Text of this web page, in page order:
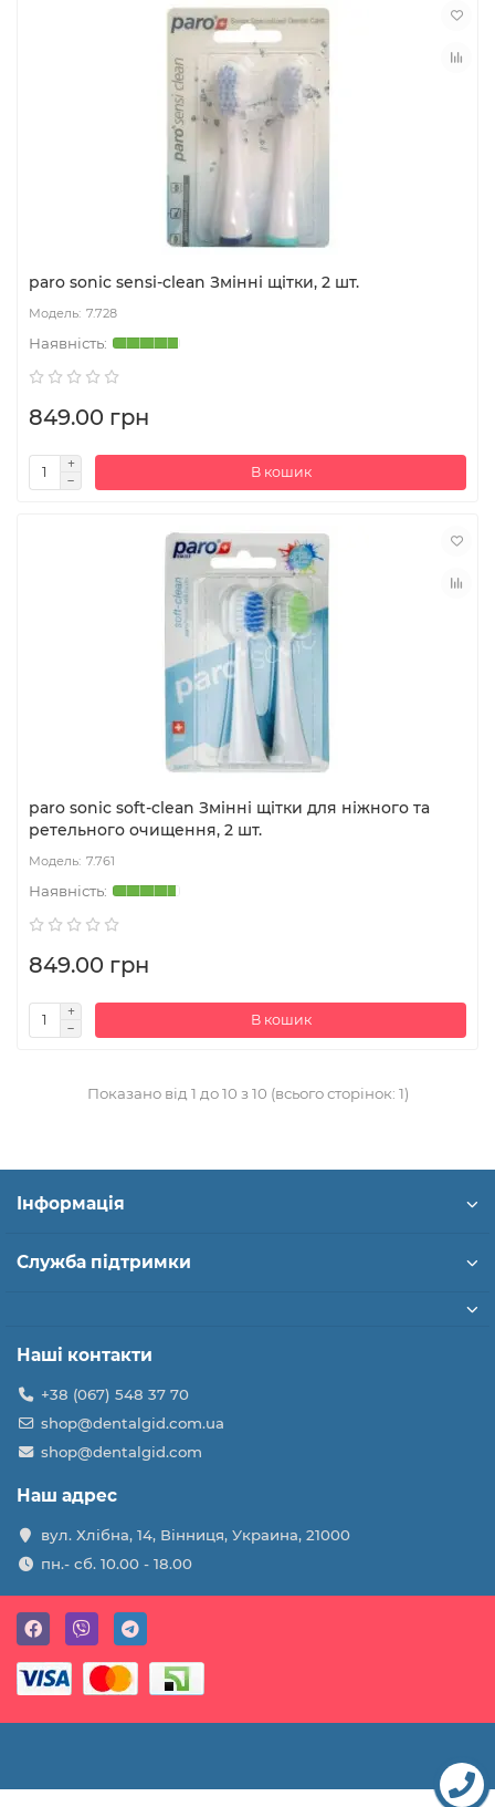
paro sonic sensi-clean Змінні щітки, 2 шт.
7.728
849.00 грн
В кошик
paro sonic soft-clean Змінні щітки для ніжного та
ретельного очищення, 2 шт.
7.761
849.00 грн
В кошик
Показано від 1 до 10 з 10 (всього сторінок: 1)
Інформація
Служба підтримки
Наші контакти
+38 (067) 548 37 70
shop@dentalgid.com.ua
shop@dentalgid.com
Наш адрес
вул. Хлібна, 14, Вінниця, Украина, 21000
пн.- сб. 10.00 - 18.00